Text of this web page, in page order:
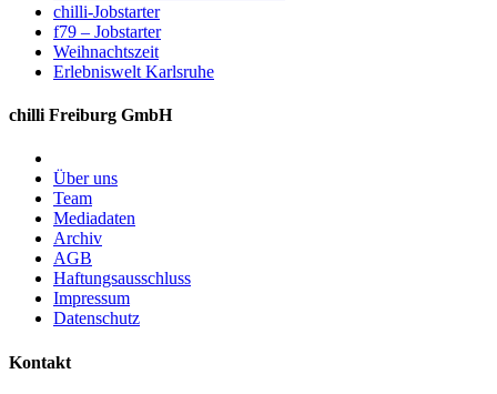
chilli-Jobstarter
f79 – Jobstarter
Weihnachtszeit
Erlebniswelt Karlsruhe
chilli Freiburg GmbH
Über uns
Team
Mediadaten
Archiv
AGB
Haftungsausschluss
Impressum
Datenschutz
Kontakt